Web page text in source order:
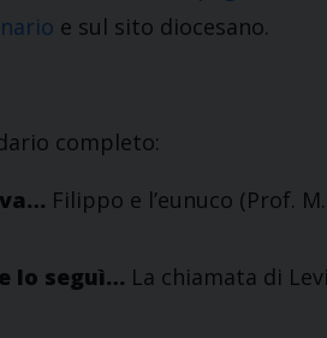
e sul sito diocesano.
completo:
Filippo e l’eunuco (Prof. M.
lo seguì… La chiamata di Levi